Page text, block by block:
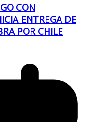
CON
ENTREGA DE
POR CHILE